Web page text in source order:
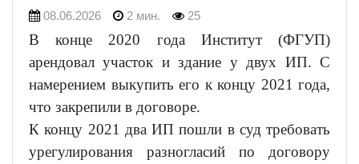
08.06.2026 2 мин. 25
В конце 2020 года Институт (ФГУП)
арендовал участок и здание у двух ИП. С
намерением выкупить его к концу 2021 года,
что закрепили в договоре.
К концу 2021 два ИП пошли в суд требовать
урегулирования разногласий по договору